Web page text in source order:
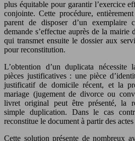
plus équitable pour garantir l’exercice
conjointe. Cette procédure,
parent de disposer d’un exemplaire
demande s’effectue auprès de la mairie
qui transmet ensuite le dossier aux
pour reconstitution.
L’obtention d’un duplicata nécessite
pièces justificatives : une pièce
justificatif de domicile récent, et la
mariage (jugement de divorce ou
livret original peut être présenté, la
simple duplication. Dans le cas
reconstitue le document à partir des actes
Cette solution présente de nombreux